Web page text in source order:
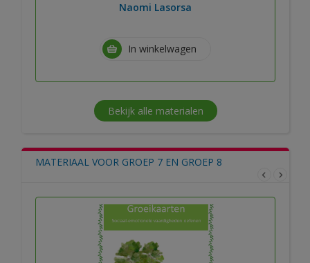
Naomi Lasorsa
In winkelwagen
Bekijk alle materialen
MATERIAAL VOOR GROEP 7 EN GROEP 8